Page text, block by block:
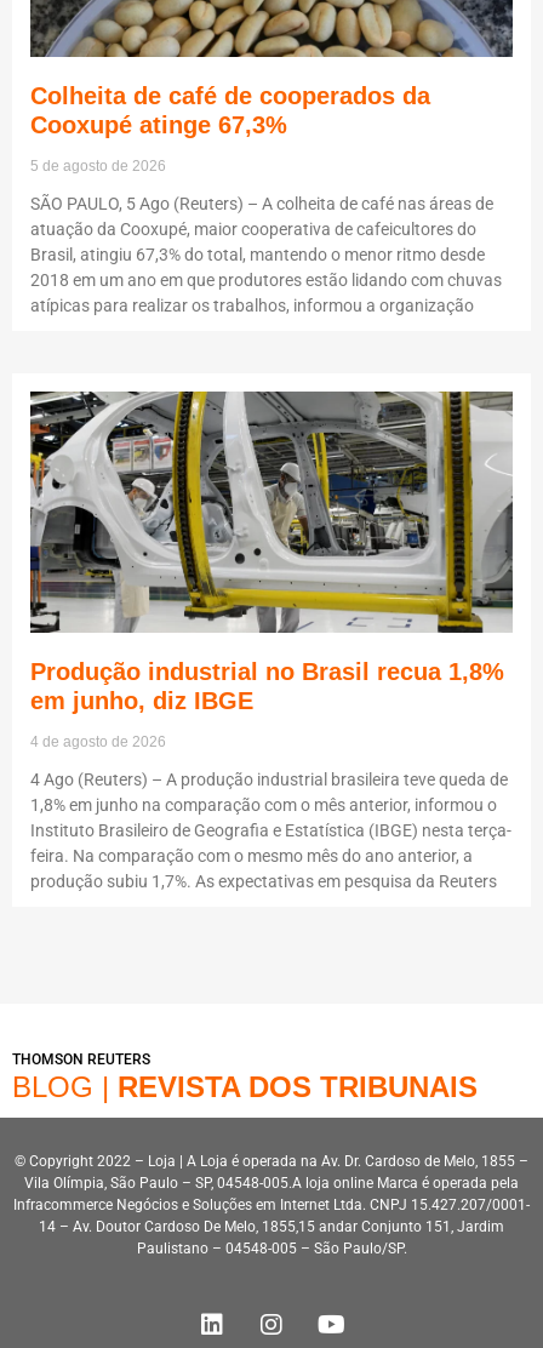
Colheita de café de cooperados da
Cooxupé atinge 67,3%
5 de agosto de 2026
SÃO PAULO, 5 Ago (Reuters) – A colheita de café nas áreas de
atuação da Cooxupé, maior cooperativa de cafeicultores do
Brasil, atingiu 67,3% do total, mantendo o menor ritmo desde
2018 em um ano em que produtores estão lidando com chuvas
atípicas para realizar os trabalhos, informou a organização
Produção industrial no Brasil recua 1,8%
em junho, diz IBGE
4 de agosto de 2026
4 Ago (Reuters) – A produção industrial brasileira teve queda de
1,8% em junho na comparação com o mês anterior, informou o
Instituto Brasileiro de Geografia e Estatística (IBGE) nesta terça-
feira. Na comparação com o mesmo mês do ano anterior, a
produção subiu 1,7%. As expectativas em pesquisa da Reuters
THOMSON REUTERS
BLOG | REVISTA DOS TRIBUNAIS
© Copyright 2022 – Loja | A Loja é operada na Av. Dr. Cardoso de Melo, 1855 –
Vila Olímpia, São Paulo – SP, 04548-005.A loja online Marca é operada pela
Infracommerce Negócios e Soluções em Internet Ltda. CNPJ 15.427.207/0001-
14 – Av. Doutor Cardoso De Melo, 1855,15 andar Conjunto 151, Jardim
Paulistano – 04548-005 – São Paulo/SP.